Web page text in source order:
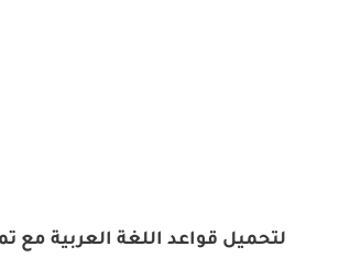
لتحميل قواعد اللغة العربية مع